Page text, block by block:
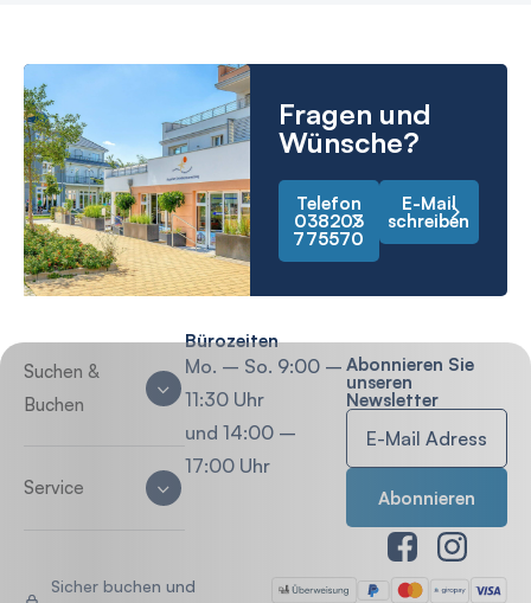
Fragen und
Wünsche?
Telefon
038203
775570
E-Mail
schreiben
Suchen &
Buchen
Service
Bürozeiten
Mo. – So. 9:00 –
11:30 Uhr
und 14:00 –
17:00 Uhr
Abonnieren Sie
unseren
Newsletter
Sicher buchen und